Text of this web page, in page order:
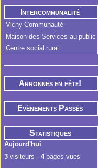
Intercommunalité
Vichy Communauté
Maison des Services au public
Centre social rural
Arronnes en fête!
Evènements Passés
Statistiques
Aujourd'hui
3 visiteurs - 4pages vues